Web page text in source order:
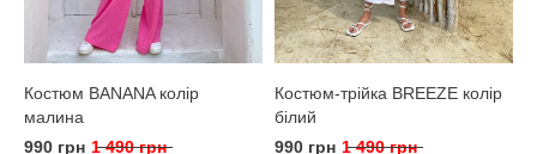
Костюм BANANA колір
малина
990 грн 1 490 грн
Костюм-трійка BREEZE колір
білий
990 грн 1 490 грн